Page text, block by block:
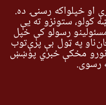
او خپلواکه رسنۍ ده.
کولو، ستونزو ته یې
رسولو کې خپل
په ټول بې پرې‌توب
نورو مخکې خبري پوښښ
رسوي.